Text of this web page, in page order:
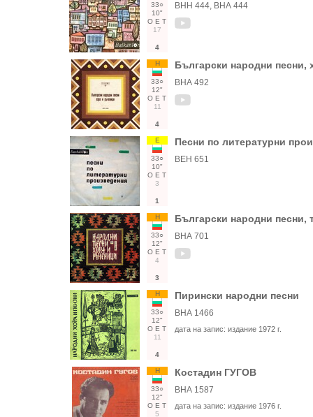
33○
10"
О Е Т
17
4
ВНН 444, ВНА 444
Н
33○
12"
О Е Т
11
4
Български народни песни,
ВНА 492
Е
33○
10"
О Е Т
3
1
Песни по литературни
ВЕН 651
Н
33○
12"
О Е Т
4
3
Български народни песни,
ВНА 701
Н
33○
12"
О Е Т
11
4
Пирински народни песни
ВНА 1466
дата на запис: издание 1972 г.
Н
33○
12"
О Е Т
5
Костадин ГУГОВ
ВНА 1587
дата на запис: издание 1976 г.